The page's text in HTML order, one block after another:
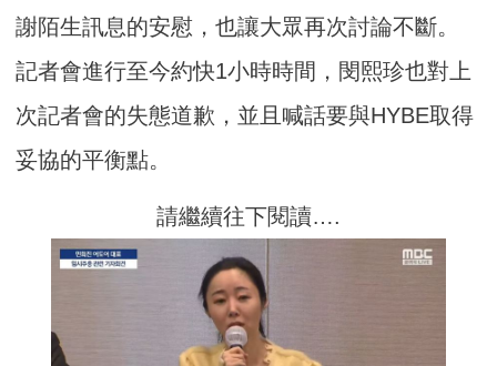
謝陌生訊息的安慰，也讓大眾再次討論不斷。
記者會進行至今約快1小時時間，閔熙珍也對上
次記者會的失態道歉，並且喊話要與HYBE取得
妥協的平衡點。
請繼續往下閱讀….